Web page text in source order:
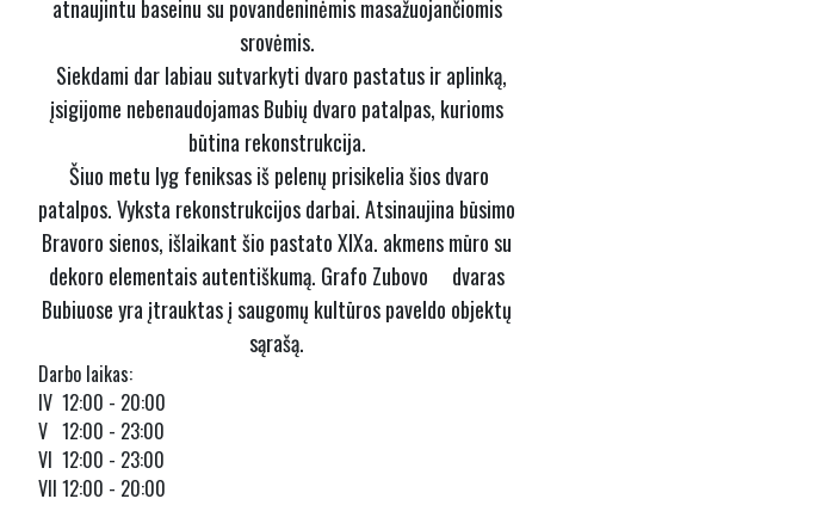
atnaujintu baseinu su povandeninėmis masažuojančiomis
srovėmis.
Siekdami dar labiau sutvarkyti dvaro pastatus ir aplinką,
įsigijome nebenaudojamas Bubių dvaro patalpas, kurioms
būtina rekonstrukcija.
Šiuo metu lyg feniksas iš pelenų prisikelia šios dvaro
patalpos. Vyksta rekonstrukcijos darbai. Atsinaujina būsimo
Bravoro sienos, išlaikant šio pastato XIXa. akmens mūro su
dekoro elementais autentiškumą. Grafo Zubovo dvaras
Bubiuose yra įtrauktas į saugomų kultūros paveldo objektų
sąrašą.
Darbo laikas:
IV 12:00 - 20:00
V 12:00 - 23:00
VI 12:00 - 23:00
VII 12:00 - 20:00